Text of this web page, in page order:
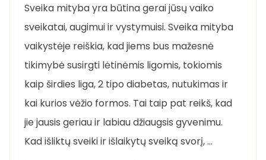
Sveika mityba yra būtina gerai jūsų vaiko
sveikatai, augimui ir vystymuisi. Sveika mityba
vaikystėje reiškia, kad jiems bus mažesnė
tikimybė susirgti lėtinėmis ligomis, tokiomis
kaip širdies liga, 2 tipo diabetas, nutukimas ir
kai kurios vėžio formos. Tai taip pat reikš, kad
jie jausis geriau ir labiau džiaugsis gyvenimu.
Kad išliktų sveiki ir išlaikytų sveiką svorį, …